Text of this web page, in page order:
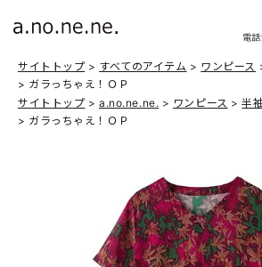
サイトトップ すべてのアイテム ワンピース
ガラっちゃえ！ＯＰ
サイトトップ
a.no.ne.ne. ワンピース
半
ガラっちゃえ！ＯＰ